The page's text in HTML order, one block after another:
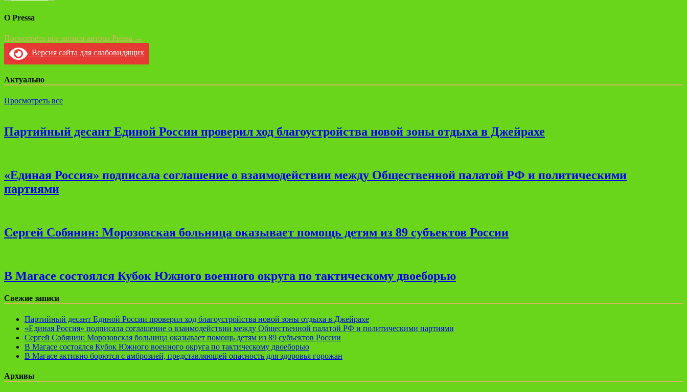
О Pressa
Посмотреть все записи автора Pressa →
Версия сайта для слабовидящих
Актуально
Просмотреть все
Партийный десант Единой России проверил ход благоустройства новой зоны отдыха в Джейрахе
«Единая Россия» подписала соглашение о взаимодействии между Общественной палатой РФ и политическими
партиями
Сергей Собянин: Морозовская больница оказывает помощь детям из 89 субъектов России
В Магасе состоялся Кубок Южного военного округа по тактическому двоеборью
Свежие записи
Партийный десант Единой России проверил ход благоустройства новой зоны отдыха в Джейрахе
«Единая Россия» подписала соглашение о взаимодействии между Общественной палатой РФ и политическими партиями
Сергей Собянин: Морозовская больница оказывает помощь детям из 89 субъектов России
В Магасе состоялся Кубок Южного военного округа по тактическому двоеборью
В Магасе активно борются с амброзией, представляющей опасность для здоровья горожан
Архивы